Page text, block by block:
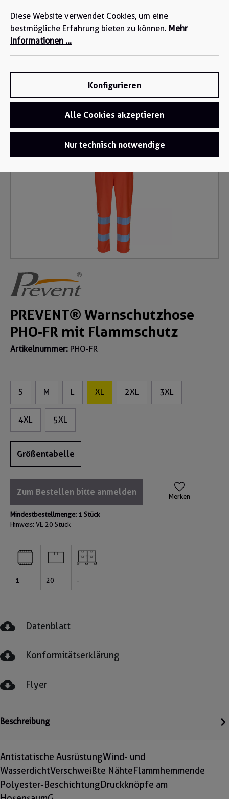
springen
Warnschutzhosen
Bildergalerie überspringen
PREVENT® Warnschutzhose
PHO-FR mit Flammschutz
Artikelnummer: PHO-FR
S M L XL 2XL 3XL
4XL 5XL
Größentabelle
Zum Bestellen bitte anmelden Merken
Mindestbestellmenge: 1 Stück
Hinweis: VE 20 Stück
1 20 -
Datenblatt
Konformitätserklärung
Flyer
Beschreibung
Antistatische AusrüstungWind- und
WasserdichtVerschweißte NähteFlammhemmende
Polyester-BeschichtungDruckknöpfe am
Diese Website verwendet Cookies, um eine
bestmögliche Erfahrung bieten zu können. Mehr
Informationen ...
Konfigurieren
Alle Cookies akzeptieren
Nur technisch notwendige